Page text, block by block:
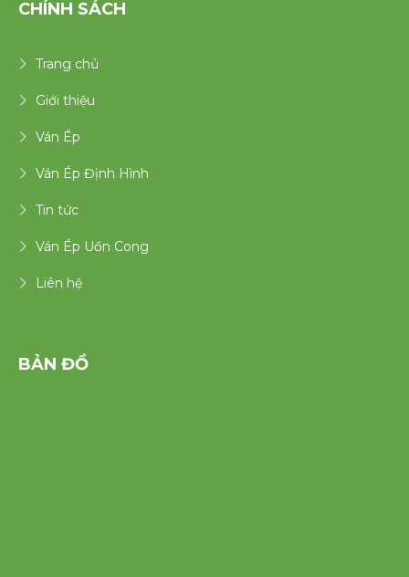
CHÍNH SÁCH
Trang chủ
Giới thiệu
Ván Ép
Ván Ép Định Hình
Tin tức
Ván Ép Uốn Cong
Liên hệ
BẢN ĐỒ